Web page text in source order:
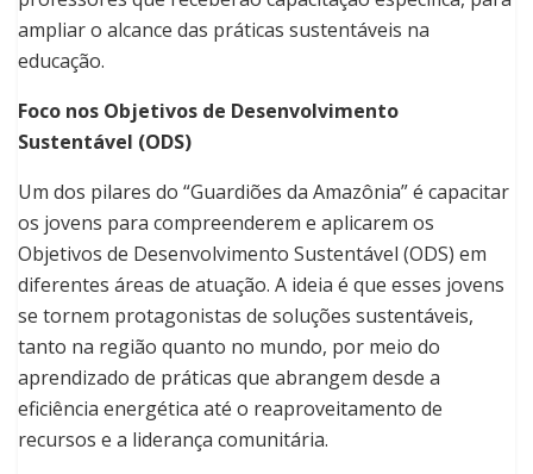
ampliar o alcance das práticas sustentáveis na
educação.
Foco nos Objetivos de Desenvolvimento
Sustentável (ODS)
Um dos pilares do “Guardiões da Amazônia” é capacitar
os jovens para compreenderem e aplicarem os
Objetivos de Desenvolvimento Sustentável (ODS) em
diferentes áreas de atuação. A ideia é que esses jovens
se tornem protagonistas de soluções sustentáveis,
tanto na região quanto no mundo, por meio do
aprendizado de práticas que abrangem desde a
eficiência energética até o reaproveitamento de
recursos e a liderança comunitária.